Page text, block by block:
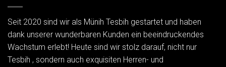
Seit 2020 sind wir als Münih Tesbih gestartet und haben
dank unserer wunderbaren Kunden ein beeindruckendes
Wachstum erlebt! Heute sind wir stolz darauf, nicht nur
Tesbih , sondern auch exquisiten Herren- und